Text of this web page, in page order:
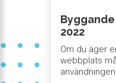
2022
Om du äger
webbplats